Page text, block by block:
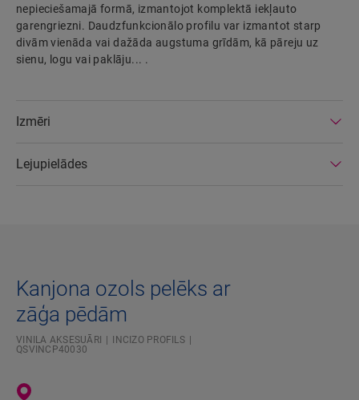
nepieciešamajā formā, izmantojot komplektā iekļauto
garengriezni. Daudzfunkcionālo profilu var izmantot starp
divām vienāda vai dažāda augstuma grīdām, kā pāreju uz
sienu, logu vai paklāju... .
Izmēri
Lejupielādes
Kanjona ozols pelēks ar
zāģa pēdām
VINILA AKSESUĀRI
INCIZO PROFILS
QSVINCP40030